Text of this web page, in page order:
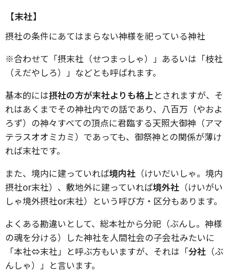
【末社】
摂社の条件にあてはまらない神様を祀っている神社
※合わせて「摂末社（せつまっしゃ）」あるいは「枝社
（えだやしろ）」などとも呼ばれます。
基本的には摂社の方が末社よりも格上とされますが、そ
れはあくまでその神社内での話であり、八百万（やおよ
ろず）の神々すべての頂点に君臨する天照大御神（アマ
テラスオオミカミ）であっても、御祭神との関係が薄け
れば末社です。
また、境内に建っていれば境内社 （けいだいしゃ。境内
摂社or末社）、敷地外に建っていれば境外社 （けいがい
しゃ境外摂社or末社）という呼び方・区分もあります。
よくある勘違いとして、総本社から分祀（ぶんし。神様
の魂を分ける）した神社を人間社会の子会社みたいに
「本社⇔末社」と呼ぶ方もいますが、それは「分社 （ぶ
んしゃ）」と言います。